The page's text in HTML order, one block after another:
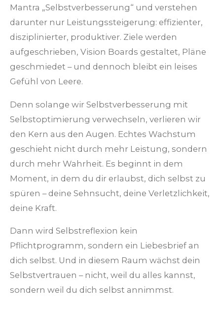
Mantra „Selbstverbesserung“ und verstehen
darunter nur Leistungssteigerung: effizienter,
disziplinierter, produktiver. Ziele werden
aufgeschrieben, Vision Boards gestaltet, Pläne
geschmiedet – und dennoch bleibt ein leises
Gefühl von Leere.
Denn solange wir Selbstverbesserung mit
Selbstoptimierung verwechseln, verlieren wir
den Kern aus den Augen. Echtes Wachstum
geschieht nicht durch mehr Leistung, sondern
durch mehr Wahrheit. Es beginnt in dem
Moment, in dem du dir erlaubst, dich selbst zu
spüren – deine Sehnsucht, deine Verletzlichkeit,
deine Kraft.
Dann wird Selbstreflexion kein
Pflichtprogramm, sondern ein Liebesbrief an
dich selbst. Und in diesem Raum wächst dein
Selbstvertrauen – nicht, weil du alles kannst,
sondern weil du dich selbst annimmst.